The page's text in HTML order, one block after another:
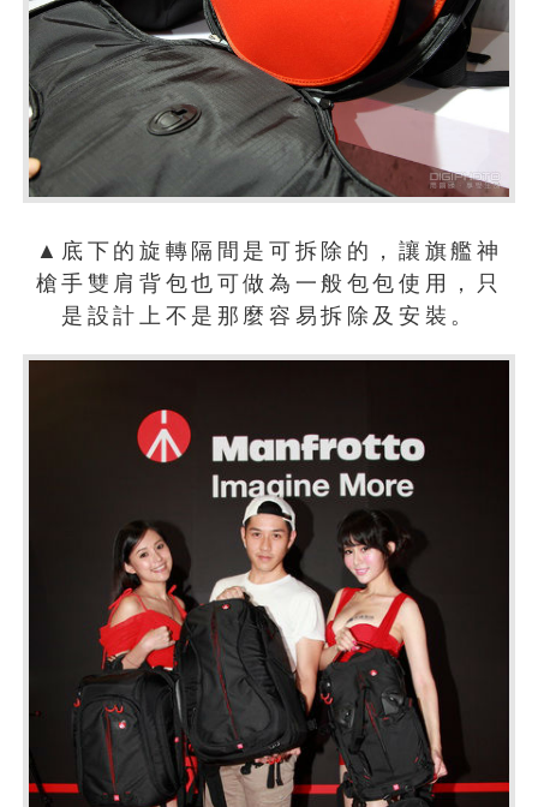
▲底下的旋轉隔間是可拆除的，讓旗艦神
槍手雙肩背包也可做為一般包包使用，只
是設計上不是那麼容易拆除及安裝。